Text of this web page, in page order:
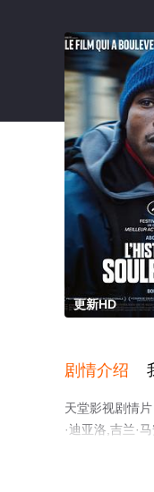
更新HD
剧情介绍
天堂影视剧情
·迪亚洛,吉兰·
里亚,威廉·科